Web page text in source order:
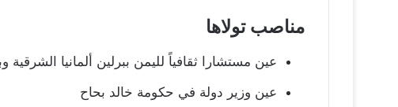
مناصب تولاها
عين مستشارا ثقافياً لليمن ببرلين ألمانيا الشرقية
عين وزير دولة في حكومة خالد بحاح